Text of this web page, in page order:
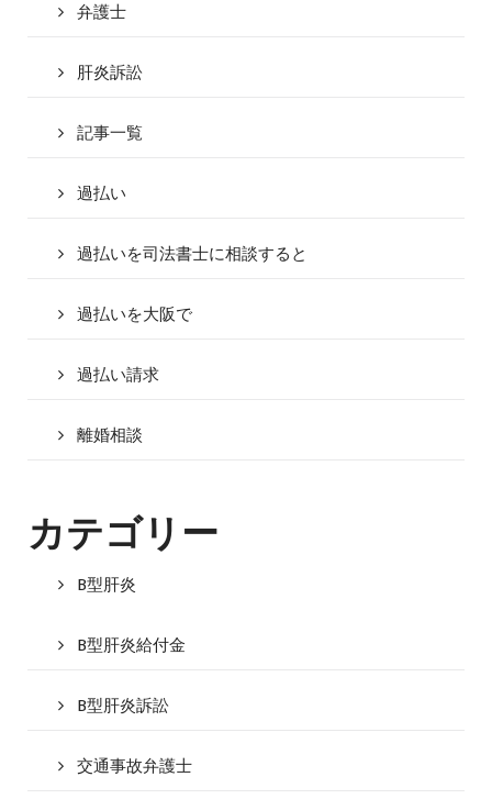
弁護士
肝炎訴訟
記事一覧
過払い
過払いを司法書士に相談すると
過払いを大阪で
過払い請求
離婚相談
カテゴリー
B型肝炎
B型肝炎給付金
B型肝炎訴訟
交通事故弁護士